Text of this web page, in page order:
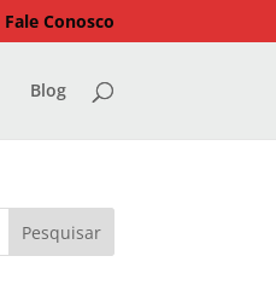
Fale Conosco
Blog
Pesquisar